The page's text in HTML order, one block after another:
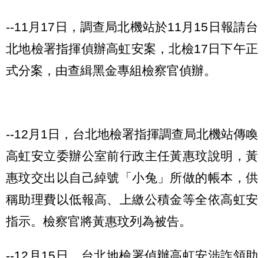
--11月17日，調查局北機站於11月15日報請台
北地檢署指揮偵辦高虹安案，北檢17日下午正
式分案，由查緝黑金專組檢察官偵辦。
--12月1日，台北地檢署指揮調查局北機站傳喚
高虹安立委辦公室前行政主任黃惠玟說明，黃
惠玟交出以自己綽號「小兔」所做的帳本，供
稱助理費以低報高、上繳公積金等全依高虹安
指示。檢察官將黃惠玟列為被告。